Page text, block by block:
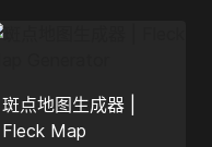
斑点地图生成器 |
Fleck Map